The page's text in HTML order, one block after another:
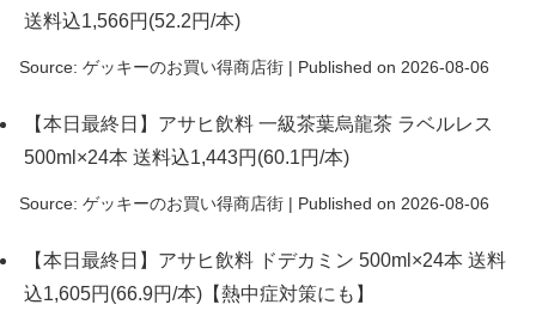
送料込1,566円(52.2円/本)
Source: ゲッキーのお買い得商店街 Published on 2026-08-06
【本日最終日】アサヒ飲料 一級茶葉烏龍茶 ラベルレス
500ml×24本 送料込1,443円(60.1円/本)
Source: ゲッキーのお買い得商店街 Published on 2026-08-06
【本日最終日】アサヒ飲料 ドデカミン 500ml×24本 送料
込1,605円(66.9円/本)【熱中症対策にも】